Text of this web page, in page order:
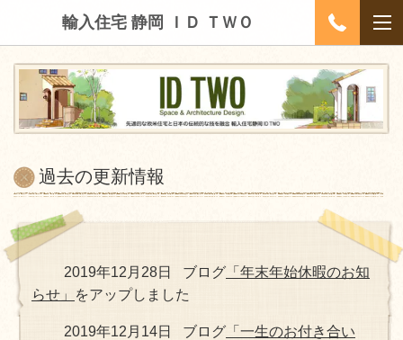
輸入住宅 静岡 ＩＤ ＴＷＯ
過去の更新情報
2019年12月28日 ブログ 「年末年始休暇のお知
らせ」
をアップしました
2019年12月14日 ブログ 「一生のお付き合い